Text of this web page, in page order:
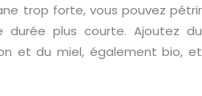
trop forte, vous pouvez pétrir
durée plus courte. Ajoutez du
et du miel, également bio, et